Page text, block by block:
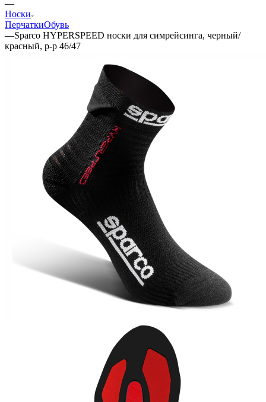
—
Носки
ПерчаткиОбувь
—Sparco HYPERSPEED носки для симрейсинга, черный/
красный, р-р 46/47